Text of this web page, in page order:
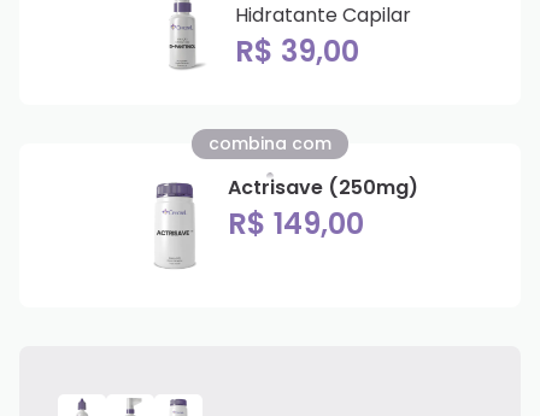
Hidratante Capilar
R$ 39,00
combina com
Actrisave (250mg)
R$ 149,00